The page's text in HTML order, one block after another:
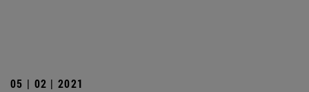
05 | 02 | 2021